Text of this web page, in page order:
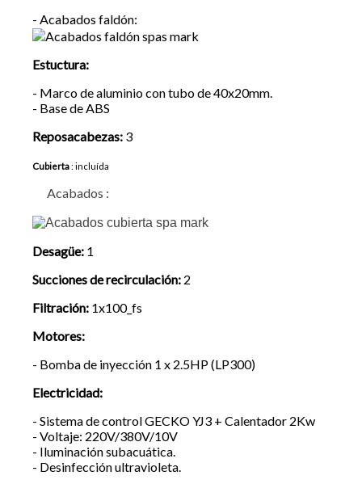
- Acabados faldón:
Estuctura:
- Marco de aluminio con tubo de 40x20mm.
- Base de ABS
Reposacabezas: 3
Cubierta: incluída
Acabados :
Desagüe: 1
Succiones de recirculación: 2
Filtración: 1x100_fs
Motores:
- Bomba de inyección 1 x 2.5HP (LP300)
Electricidad:
- Sistema de control GECKO YJ3 + Calentador 2Kw
- Voltaje: 220V/380V/10V
- Iluminación subacuática.
- Desinfección ultravioleta.